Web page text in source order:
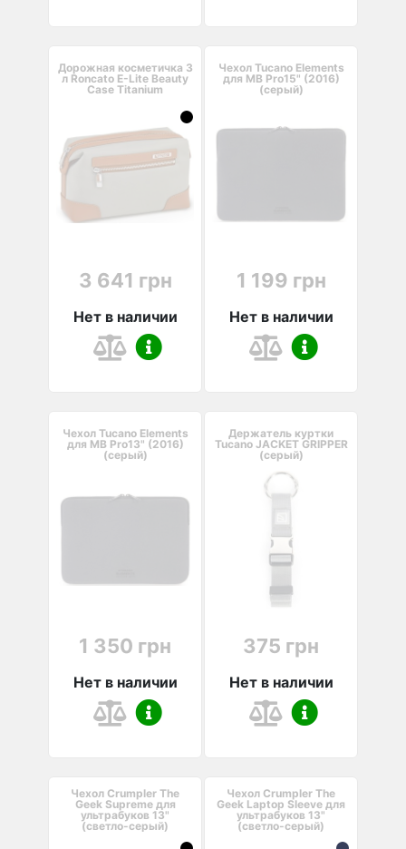
Дорожная косметичка 3
л Roncato E-Lite Beauty
Case Titanium
3 641 грн
Нет в наличии
Чехол Tucano Elements
для MB Pro15" (2016)
(серый)
1 199 грн
Нет в наличии
Чехол Tucano Elements
для MB Pro13" (2016)
(серый)
1 350 грн
Нет в наличии
Держатель куртки
Tucano JACKET GRIPPER
(серый)
375 грн
Нет в наличии
Чехол Crumpler The
Geek Supreme для
ультрабуков 13"
(светло-серый)
Чехол Crumpler The
Geek Laptop Sleeve для
ультрабуков 13"
(светло-серый)